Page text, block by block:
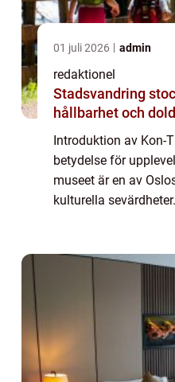
01 juli 2026 admin
redaktionel
Stadsvandring
hållbarhet och
Introduktion av Kon-
betydelse för
museet är en av
kulturella